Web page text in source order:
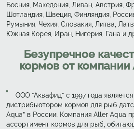
Босния, Македония, Ливан, Австрия,
Шотландия, Швеция, Финляндия,
Румыния, Чехия, Словакия, Литва,
Южная Корея, Иран, Нигерия, Гана и
Безупречное
кормов от
ООО “Аквафид” с 1997 года
дистрибьютором кормов для рыб
Aqua” в России. Компания Aller Aqua
ассортимент кормов для рыб,